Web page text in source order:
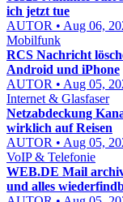
ich jetzt tue
AUTOR • Aug 06,
Mobilfunk
RCS Nachricht
Android und iPhone
AUTOR • Aug 05,
Internet & Glasfaser
Netzabdeckung
wirklich auf Reisen
AUTOR • Aug 05,
VoIP & Telefonie
WEB.DE Mail
und alles